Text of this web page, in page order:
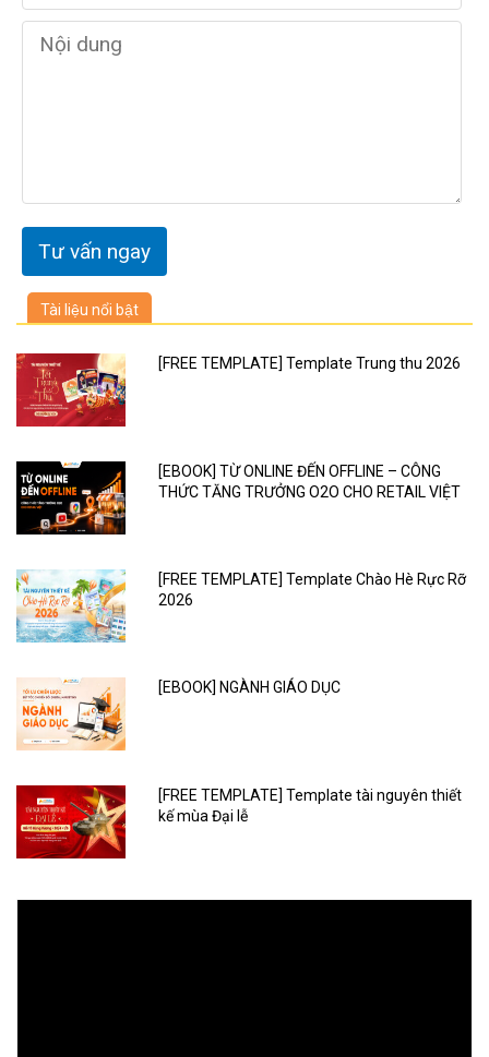
Tài liệu nổi bật
[FREE TEMPLATE] Template Trung thu 2026
[EBOOK] TỪ ONLINE ĐẾN OFFLINE – CÔNG
THỨC TĂNG TRƯỞNG O2O CHO RETAIL VIỆT
[FREE TEMPLATE] Template Chào Hè Rực Rỡ
2026
[EBOOK] NGÀNH GIÁO DỤC
[FREE TEMPLATE] Template tài nguyên thiết
kế mùa Đại lễ